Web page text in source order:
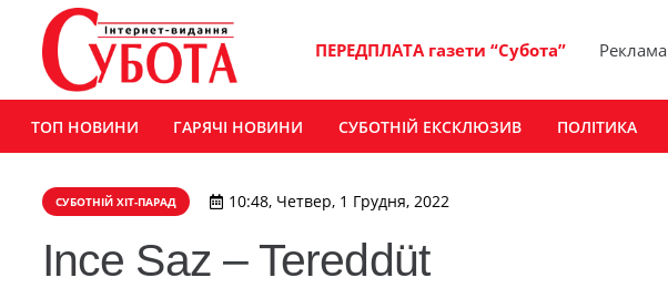
ПЕРЕДПЛАТА газети “Субота” Реклама
ТОП НОВИНИ ГАРЯЧІ НОВИНИ СУБОТНІЙ ЕКСКЛЮЗИВ ПОЛІТИКА
СУБОТНІЙ ХІТ-ПАРАД 10:48, Четвер, 1 Грудня, 2022
Ince Saz – Tereddüt